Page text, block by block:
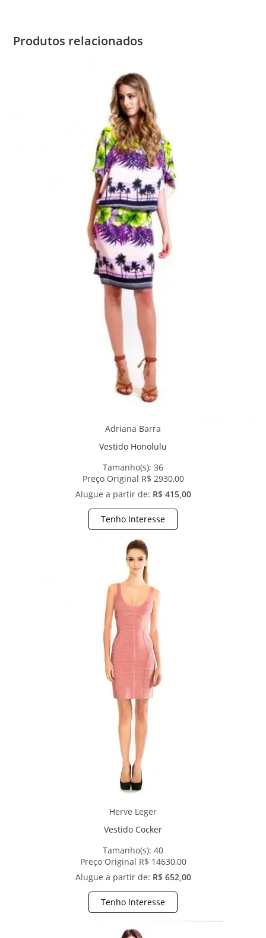
Produtos relacionados
Adriana Barra
Vestido Honolulu
Tamanho(s): 36
Preço Original R$ 2930,00
Alugue a partir de: R$ 415,00
Tenho Interesse
Herve Leger
Vestido Cocker
Tamanho(s): 40
Preço Original R$ 14630,00
Alugue a partir de: R$ 652,00
Tenho Interesse